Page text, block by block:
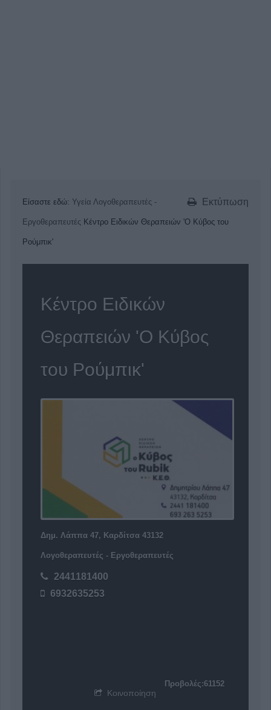
Εκτύπωση
Είσαστε εδώ: Υγεία Λογοθεραπευτές -
Εργοθεραπευτές Κέντρο Ειδικών Θεραπειών 'Ο Κύβος του
Ρούμπικ'
Κέντρο Ειδικών
Θεραπειών 'Ο Κύβος
του Ρούμπικ'
Δημ. Λάππα 47, Καρδίτσα 43132
Λογοθεραπευτές - Εργοθεραπευτές
2441181400
6932635253
Προβολές:61152
Κοινοποίηση